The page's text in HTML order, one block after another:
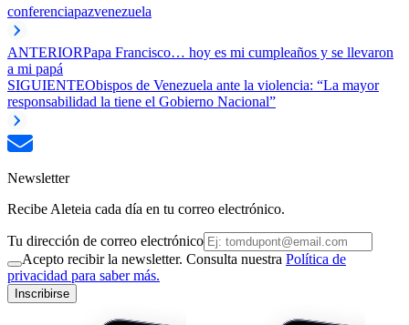
conferenciapazvenezuela
ANTERIORPapa Francisco… hoy es mi cumpleaños y se llevaron
a mi papá
SIGUIENTEObispos de Venezuela ante la violencia: “La mayor
responsabilidad la tiene el Gobierno Nacional”
Newsletter
Recibe Aleteia cada día en tu correo electrónico.
Tu dirección de correo electrónico
Acepto recibir la newsletter. Consulta nuestra Política de
privacidad para saber más.
Inscribirse